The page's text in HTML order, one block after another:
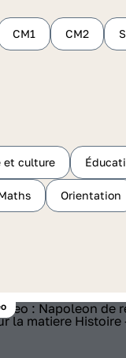
CM1 CM2
et culture
Orientation